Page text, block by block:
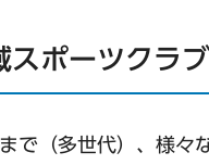
スポーツクラ
で（多世代）、様々